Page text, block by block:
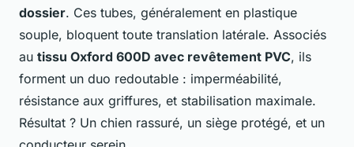
dossier. Ces tubes, généralement en plastique
souple, bloquent toute translation latérale. Associés
au tissu Oxford 600D avec revêtement PVC, ils
forment un duo redoutable : imperméabilité,
résistance aux griffures, et stabilisation maximale.
Résultat ? Un chien rassuré, un siège protégé, et un